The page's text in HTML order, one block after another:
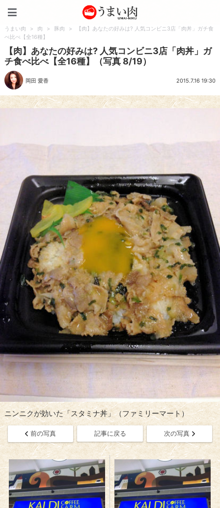
うまい肉 > 肉 > 豚肉 >
【肉】あなたの好みは? 人気コンビニ3店「肉丼」ガチ食
べ比べ【全16種】
【肉】あなたの好みは? 人気コンビニ3店「肉丼」ガ
チ食べ比べ【全16種】（写真 8/19）
岡田 愛香 2015.7.16 19:30
ニンニクが効いた「スタミナ丼」（ファミリーマート）
前の写真 記事に戻る 次の写真